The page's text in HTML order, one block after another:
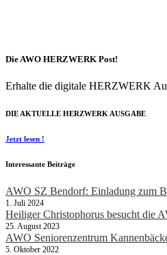
Die AWO HERZWERK Post!
Erhalte die digitale HERZWERK
DIE AKTUELLE HERZWERK AUSGABE
Jetzt lesen !
Interessante Beiträge
AWO SZ Bendorf: Einladung zum
1. Juli 2024
Heiliger Christophorus besucht die
25. August 2023
AWO Seniorenzentrum
5. Oktober 2022